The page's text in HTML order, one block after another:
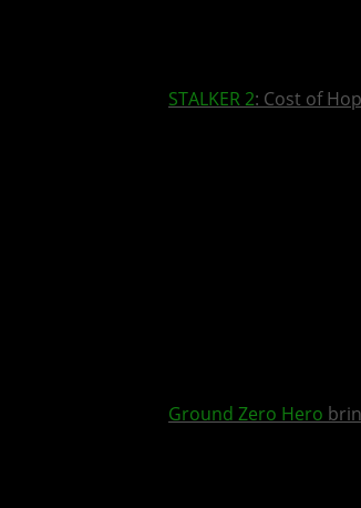
STALKER 2: Cost of
Ground Zero Hero